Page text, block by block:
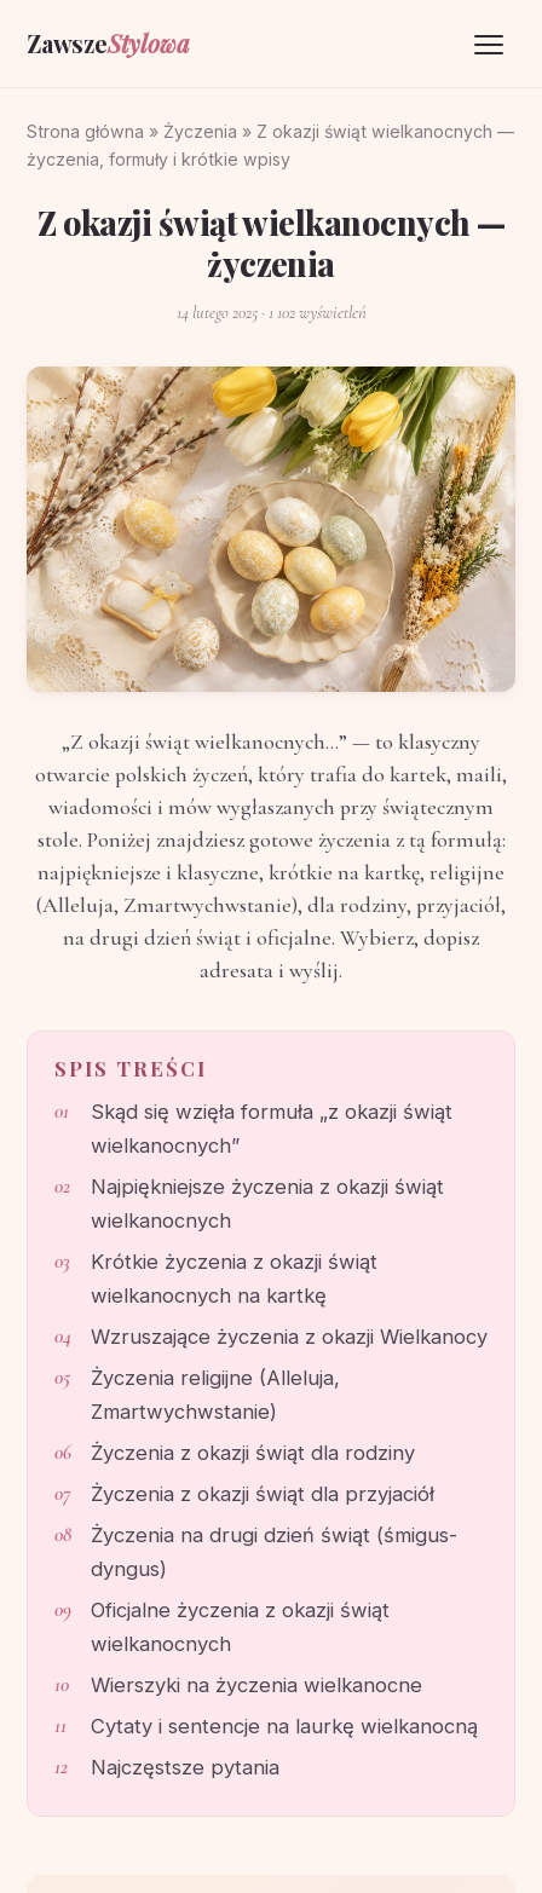
ZawszeStylowa
Życzenia
O portalu
Strona główna » Życzenia » Z okazji świąt wielkanocnych —
życzenia, formuły i krótkie wpisy
Z okazji świąt wielkanocnych —
życzenia
14 lutego 2025· 1 102 wyświetleń
„Z okazji świąt wielkanocnych...” — to klasyczny
otwarcie polskich życzeń, który trafia do kartek, maili,
wiadomości i mów wygłaszanych przy świątecznym
stole. Poniżej znajdziesz gotowe życzenia z tą formułą:
najpiękniejsze i klasyczne, krótkie na kartkę, religijne
(Alleluja, Zmartwychwstanie), dla rodziny, przyjaciół,
na drugi dzień świąt i oficjalne. Wybierz, dopisz
adresata i wyślij.
SPIS TREŚCI
Skąd się wzięła formuła „z okazji świąt
wielkanocnych”
Najpiękniejsze życzenia z okazji świąt
wielkanocnych
Krótkie życzenia z okazji świąt
wielkanocnych na kartkę
Wzruszające życzenia z okazji Wielkanocy
Życzenia religijne (Alleluja,
Zmartwychwstanie)
Życzenia z okazji świąt dla rodziny
Życzenia z okazji świąt dla przyjaciół
Życzenia na drugi dzień świąt (śmigus-
dyngus)
Oficjalne życzenia z okazji świąt
wielkanocnych
Wierszyki na życzenia wielkanocne
Cytaty i sentencje na laurkę wielkanocną
Najczęstsze pytania